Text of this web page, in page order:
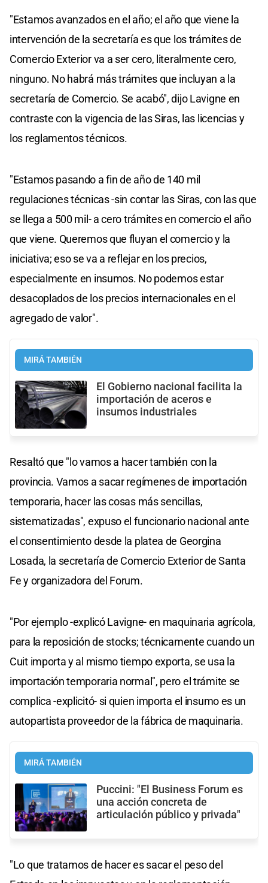
"Estamos avanzados en el año; el año que viene la
intervención de la secretaría es que los trámites de
Comercio Exterior va a ser cero, literalmente cero,
ninguno. No habrá más trámites que incluyan a la
secretaría de Comercio. Se acabó", dijo Lavigne en
contraste con la vigencia de las Siras, las licencias y
los reglamentos técnicos.
"Estamos pasando a fin de año de 140 mil
regulaciones técnicas -sin contar las Siras, con las que
se llega a 500 mil- a cero trámites en comercio el año
que viene. Queremos que fluyan el comercio y la
iniciativa; eso se va a reflejar en los precios,
especialmente en insumos. No podemos estar
desacoplados de los precios internacionales en el
agregado de valor".
MIRÁ TAMBIÉN
El Gobierno nacional facilita la
importación de aceros e
insumos industriales
Resaltó que "lo vamos a hacer también con la
provincia. Vamos a sacar regímenes de importación
temporaria, hacer las cosas más sencillas,
sistematizadas", expuso el funcionario nacional ante
el consentimiento desde la platea de Georgina
Losada, la secretaría de Comercio Exterior de Santa
Fe y organizadora del Forum.
"Por ejemplo -explicó Lavigne- en maquinaria agrícola,
para la reposición de stocks; técnicamente cuando un
Cuit importa y al mismo tiempo exporta, se usa la
importación temporaria normal", pero el trámite se
complica -explicitó- si quien importa el insumo es un
autopartista proveedor de la fábrica de maquinaria.
MIRÁ TAMBIÉN
Puccini: "El Business Forum es
una acción concreta de
articulación público y privada"
"Lo que tratamos de hacer es sacar el peso del